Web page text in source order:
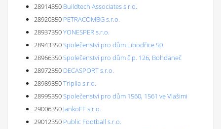
28914350 Buildtech Associates s.r.o.
28920350 PETRACOMBG s.r.o.
28937350YONESPER s.r.o.
28943350Společenství pro dům Libodřice 50
28966350Společenství pro dům č.p. 126, Bohdaneč
28972350 DECASPORT s.r.o.
28989350Triplia s.r.o.
28995350Společenství pro dům 1560, 1561 ve Vlašimi
29006350 JankoFF s.r.o.
29012350 Public Football s.r.o.